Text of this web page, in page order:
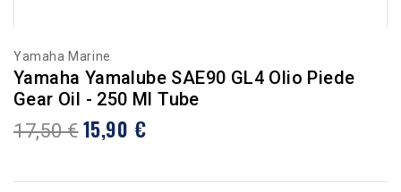
Yamaha Marine
Yamaha Yamalube SAE90 GL4 Olio Piede
Gear Oil - 250 Ml Tube
17,50 € 15,90 €